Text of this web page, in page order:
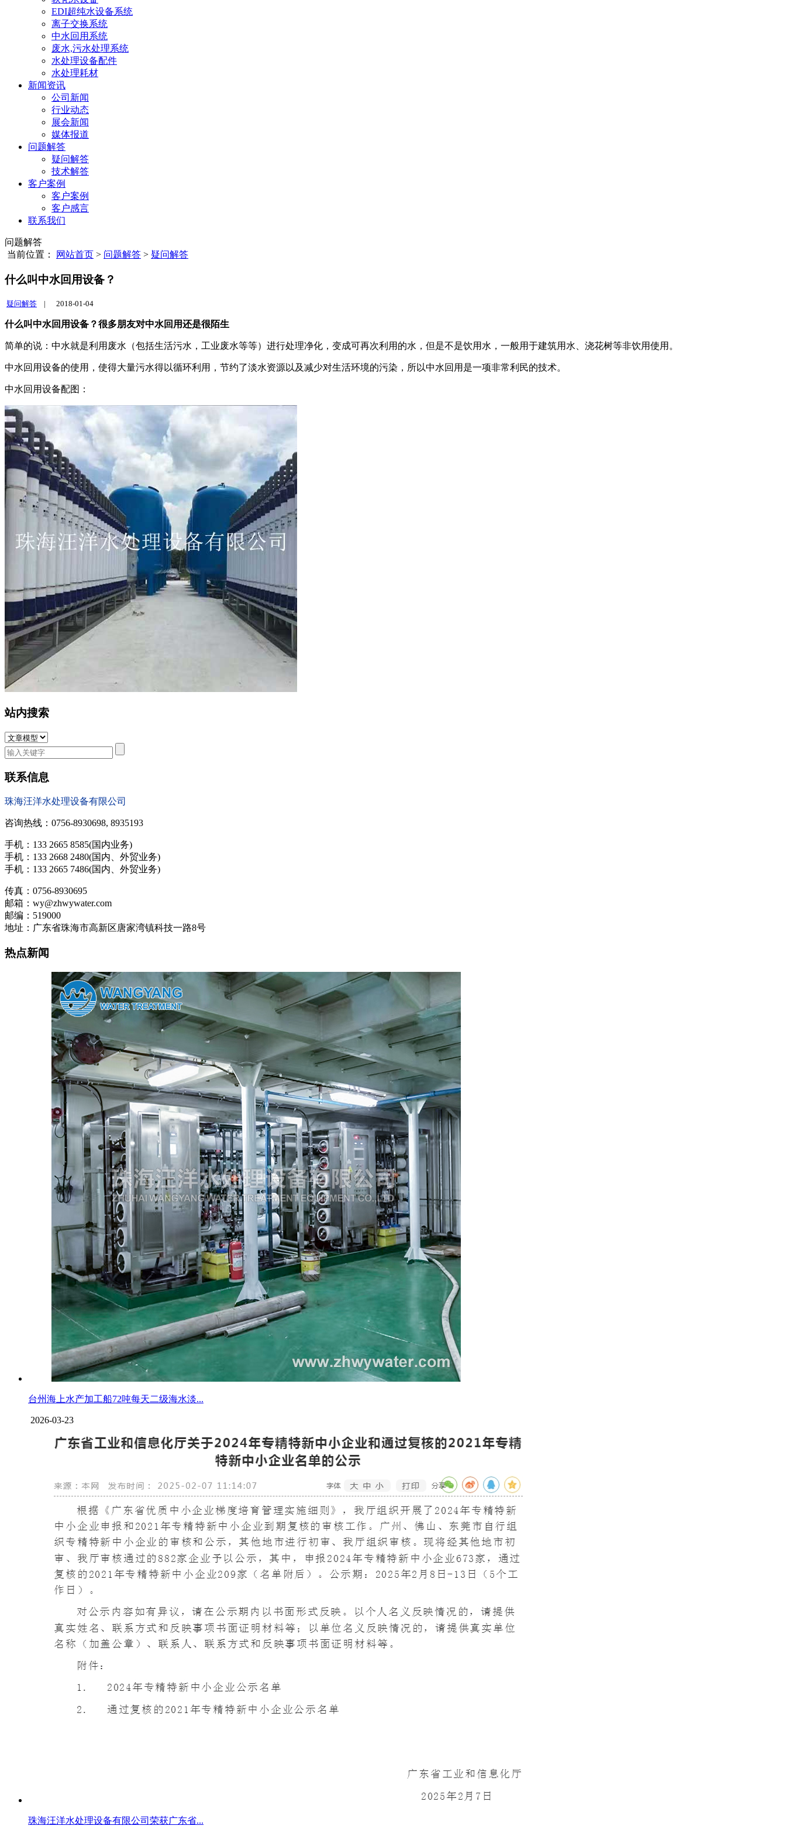
EDI超纯水设备系统
离子交换系统
中水回用系统
废水,污水处理系统
水处理设备配件
水处理耗材
新闻资讯
公司新闻
行业动态
展会新闻
媒体报道
问题解答
疑问解答
技术解答
客户案例
客户案例
客户感言
联系我们
问题解答
当前位置：
网站首页 > 问题解答 > 疑问解答
什么叫中水回用设备？
疑问解答 | 2018-01-04
什么叫中水回用设备？很多朋友对中水回用还是很陌生
简单的说：中水就是利用废水（包括生活污水，工业废水等等）进行处理净化，变成可再次利用的水，但是不是饮用水，一般用于建筑用水、浇花树等非饮用使用。
中水回用设备的使用，使得大量污水得以循环利用，节约了淡水资源以及减少对生活环境的污染，所以中水回用是一项非常利民的技术。
中水回用设备配图：
站内搜索
联系信息
珠海汪洋水处理设备有限公司
咨询热线：0756-8930698, 8935193
手机：133 2665 8585(国内业务)
手机：133 2668 2480(国内、外贸业务)
手机：133 2665 7486(国内、外贸业务)
传真：0756-8930695
邮箱：wy@zhwywater.com
邮编：519000
地址：广东省珠海市高新区唐家湾镇科技一路8号
热点新闻
台州海上水产加工船72吨每天二级海水淡...
2026-03-23
珠海汪洋水处理设备有限公司荣获广东省...